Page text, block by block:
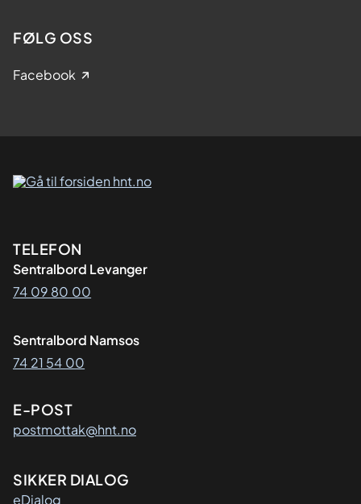
FØLG OSS
Facebook
Kontaktinformasjon
TELEFON
Sentralbord Levanger
74 09 80 00
Sentralbord Namsos
74 21 54 00
E-POST
postmottak@hnt.no
SIKKER DIALOG
eDialog